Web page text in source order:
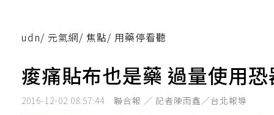
udn/ 元氣網/ 焦點/ 用藥停看聽
痠痛貼布也是藥 過量使用
2016-12-02 08:57:44 聯合報 ／ 記者陳雨鑫／台北報導